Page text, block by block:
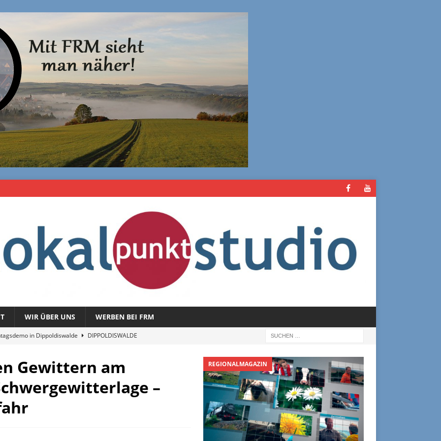
WIR ÜBER UNS WERBEN BEI FRM
in Dippoldiswalde
DIPPOLDISWALDE
1325 – vom 27. Juli 2026
REGIONALMAGAZIN
zu „Fit im Park“
FREITAL
Sommergespräch: Semmelmilda
Gewittern am
–
REGIONALMAGAZIN